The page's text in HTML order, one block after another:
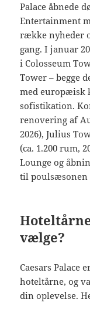
Palace åbnede
Entertainment
række nyheder
gang. I januar
i Colosseum
Tower – begge
med europæisk
sofistikation.
renovering af
2026), Julius
(ca. 1.200 rum,
Lounge og
til poulsæsonen
vælge?
Caesars Palace
hoteltårne, og
din oplevelse.